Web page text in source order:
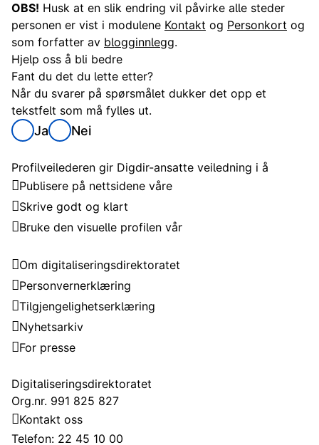
OBS! Husk at en slik endring vil påvirke alle steder
personen er vist i modulene Kontakt og Personkort og
som forfatter av blogginnlegg.
Hjelp oss å bli bedre
Fant du det du lette etter?
Når du svarer på spørsmålet dukker det opp et
tekstfelt som må fylles ut.
Ja Nei
Profilveilederen gir Digdir-ansatte veiledning i å
Publisere på nettsidene våre
Skrive godt og klart
Bruke den visuelle profilen vår
Om digitaliseringsdirektoratet
Personvernerklæring
Tilgjengelighetserklæring
Nyhetsarkiv
For presse
Digitaliseringsdirektoratet
Org.nr. 991 825 827
Kontakt oss
Telefon: 22 45 10 00